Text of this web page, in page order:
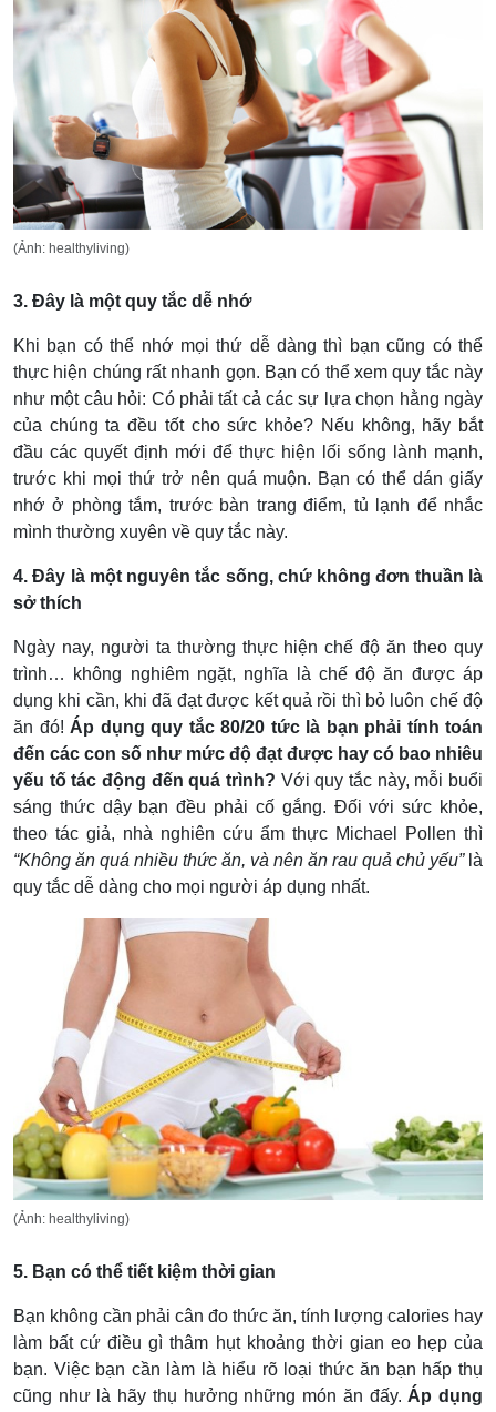
(Ảnh: healthyliving)
3. Đây là một quy tắc dễ nhớ
Khi bạn có thể nhớ mọi thứ dễ dàng thì bạn cũng có thể
thực hiện chúng rất nhanh gọn. Bạn có thể xem quy tắc này
như một câu hỏi: Có phải tất cả các sự lựa chọn hằng ngày
của chúng ta đều tốt cho sức khỏe? Nếu không, hãy bắt
đầu các quyết định mới để thực hiện lối sống lành mạnh,
trước khi mọi thứ trở nên quá muộn. Bạn có thể dán giấy
nhớ ở phòng tắm, trước bàn trang điểm, tủ lạnh để nhắc
mình thường xuyên về quy tắc này.
4. Đây là một nguyên tắc sống, chứ không đơn thuần là
sở thích
Ngày nay, người ta thường thực hiện chế độ ăn theo quy
trình… không nghiêm ngặt, nghĩa là chế độ ăn được áp
dụng khi cần, khi đã đạt được kết quả rồi thì bỏ luôn chế độ
ăn đó! Áp dụng quy tắc 80/20 tức là bạn phải tính toán
đến các con số như mức độ đạt được hay có bao nhiêu
yếu tố tác động đến quá trình? Với quy tắc này, mỗi buổi
sáng thức dậy bạn đều phải cố gắng. Đối với sức khỏe,
theo tác giả, nhà nghiên cứu ẩm thực Michael Pollen thì
“Không ăn quá nhiều thức ăn, và nên ăn rau quả chủ yếu”là
quy tắc dễ dàng cho mọi người áp dụng nhất.
(Ảnh: healthyliving)
5. Bạn có thể tiết kiệm thời gian
Bạn không cần phải cân đo thức ăn, tính lượng calories hay
làm bất cứ điều gì thâm hụt khoảng thời gian eo hẹp của
bạn. Việc bạn cần làm là hiểu rõ loại thức ăn bạn hấp thụ
cũng như là hãy thụ hưởng những món ăn đấy. Áp dụng